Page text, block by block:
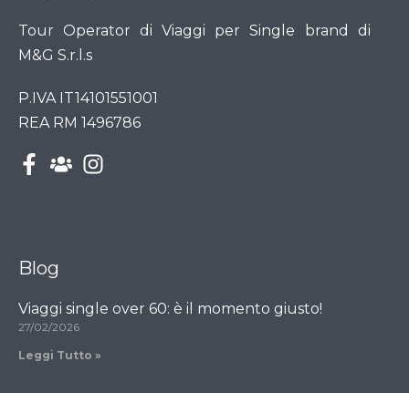
Tour Operator di Viaggi per Single brand di
M&G S.r.l.s
P.IVA IT14101551001
REA RM 1496786
Blog
Viaggi single over 60: è il momento giusto!
27/02/2026
Leggi Tutto »